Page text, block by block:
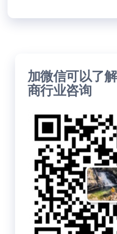
加微信可以了
商行业咨询